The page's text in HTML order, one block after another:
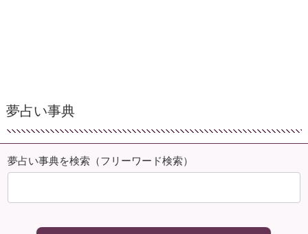
夢占い事典
夢占い事典を検索（フリーワード検索）